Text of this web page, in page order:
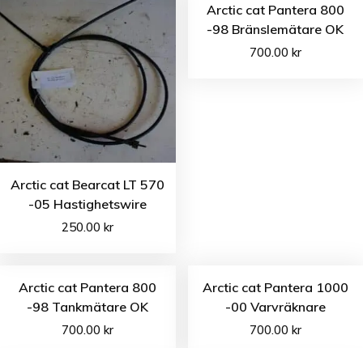
Arctic cat Bearcat LT 570
-05 Hastighetswire
250.00kr
Arctic cat Pantera 800
-98 Bränslemätare OK
700.00 kr
Arctic cat Pantera 800
-98 Tankmätare OK
700.00kr
Arctic cat Pantera 1000
-00 Varvräknare
700.00 kr